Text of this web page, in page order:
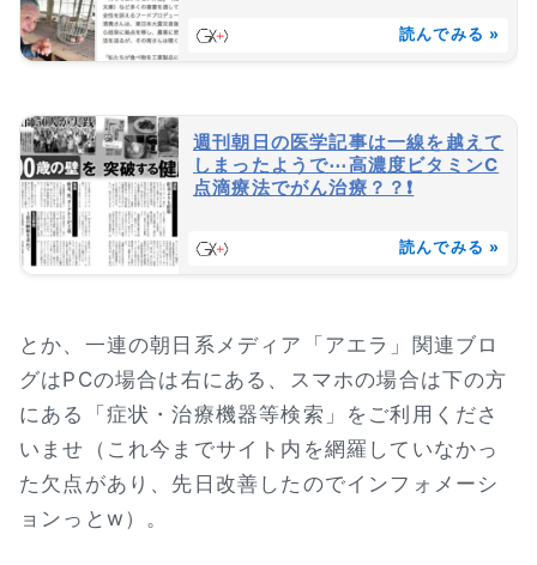
読んでみる »
週刊朝日の医学記事は一線を越えて
しまったようで⋯高濃度ビタミンC
点滴療法でがん治療？？❗
読んでみる »
とか、一連の朝日系メディア「アエラ」関連ブロ
グはPCの場合は右にある、スマホの場合は下の方
にある「症状・治療機器等検索」をご利用くださ
いませ（これ今までサイト内を網羅していなかっ
た欠点があり、先日改善したのでインフォメーシ
ョンっとw）。